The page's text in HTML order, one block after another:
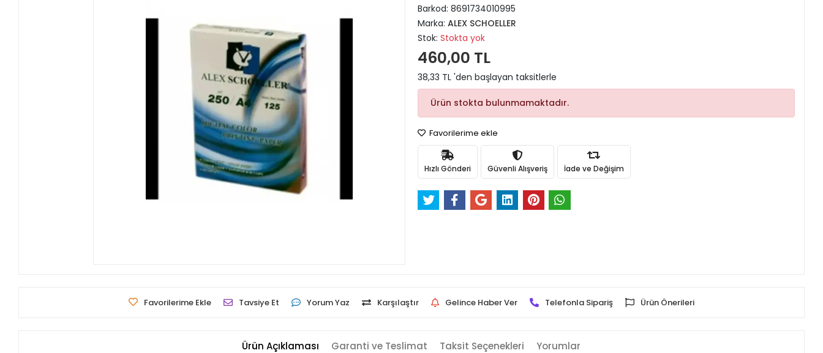
Barkod: 8691734010995
Marka: ALEX SCHOELLER
Stok: Stokta yok
460,00 TL
38,33 TL 'den başlayan taksitlerle
Ürün stokta bulunmamaktadır.
Favorilerime ekle
Hızlı Gönderi Güvenli Alışveriş İade ve Değişim
Favorilerime Ekle Tavsiye Et Yorum Yaz Karşılaştır Gelince Haber Ver Telefonla Sipariş Ürün Önerileri
Ürün Açıklaması Garanti ve Teslimat Taksit Seçenekleri Yorumlar